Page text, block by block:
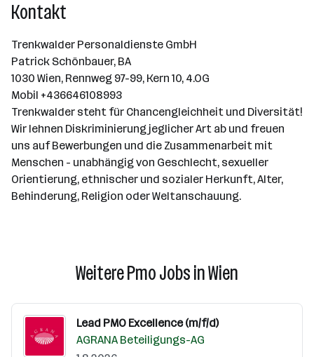
Kontakt
Trenkwalder Personaldienste GmbH
Patrick Schönbauer, BA
1030 Wien, Rennweg 97-99, Kern 10, 4.OG
Mobil +436646108993
Trenkwalder steht für Chancengleichheit und Diversität!
Wir lehnen Diskriminierung jeglicher Art ab und freuen
uns auf Bewerbungen und die Zusammenarbeit mit
Menschen - unabhängig von Geschlecht, sexueller
Orientierung, ethnischer und sozialer Herkunft, Alter,
Behinderung, Religion oder Weltanschauung.
Weitere Pmo Jobs in Wien
Lead PMO Excellence (m/f/d)
AGRANA Beteiligungs-AG